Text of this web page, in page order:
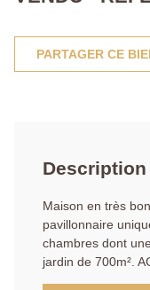
PARTAGER CE
Maison en très
pavillonnaire
chambres dont
jardin de 700m².